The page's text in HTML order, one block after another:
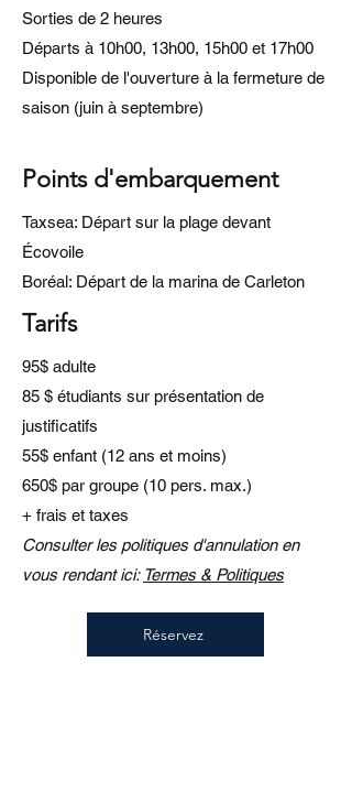
Sorties de 2 heures
Départs à 10h00, 13h00, 15h00 et 17h00
Disponible de l'ouverture à la fermeture de
saison (juin à septembre)
Points d'embarquement
Taxsea: Départ sur la plage devant
Écovoile
Boréal: Départ de la marina de Carleton
Tarifs
95$ adulte
85 $ étudiants sur présentation de
justificatifs
55$ enfant (12 ans et moins)
650$ par groupe (10 pers. max.)
+ frais et taxes
Consulter les politiques d'annulation en
vous rendant ici: Termes & Politiques
Réservez